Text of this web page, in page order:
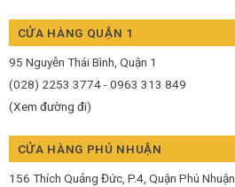
CỬA HÀNG QUẬN 1
95 Nguyễn Thái Bình, Quận 1
(028) 2253 3774 - 0963 313 849
(Xem đường đi)
CỬA HÀNG PHÚ NHUẬN
156 Thích Quảng Đức, P.4, Quận Phú Nhuận